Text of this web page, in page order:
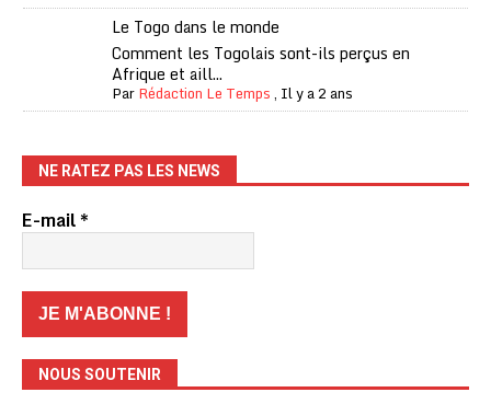
Le Togo dans le monde
Comment les Togolais sont-ils perçus en
Afrique et aill...
ParRédaction Le Temps, Il y a 2 ans
NE RATEZ PAS LES NEWS
E-mail*
NOUS SOUTENIR